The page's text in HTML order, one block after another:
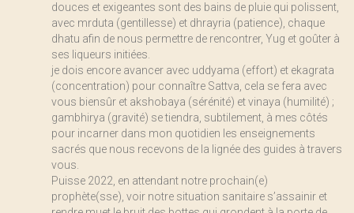
douces et exigeantes sont des bains de pluie qui polissent,
avec mrduta (gentillesse) et dhrayria (patience), chaque
dhatu afin de nous permettre de rencontrer, Yug et goûter à
ses liqueurs initiées.
je dois encore avancer avec uddyama (effort) et ekagrata
(concentration) pour connaître Sattva, cela se fera avec
vous biensûr et akshobaya (sérénité) et vinaya (humilité) ;
gambhirya (gravité) se tiendra, subtilement, à mes côtés
pour incarner dans mon quotidien les enseignements
sacrés que nous recevons de la lignée des guides à travers
vous.
Puisse 2022, en attendant notre prochain(e)
prophète(sse), voir notre situation sanitaire s’assainir et